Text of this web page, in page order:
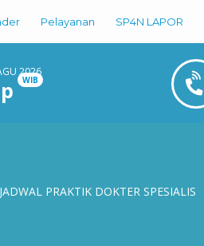
Pelayanan SP4N LAPOR
2026
WIB
PRAKTIK DOKTER SPESIALIS